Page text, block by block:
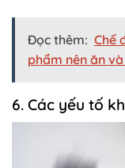
Đọc thêm: Chế
phẩm nên ăn
6. Các yếu tố